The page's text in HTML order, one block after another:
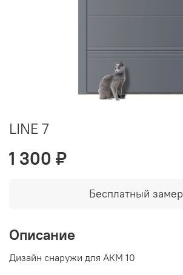
LINE 7
1 300 ₽
Бесплатный замер
Описание
Дизайн снаружи для АКМ 10